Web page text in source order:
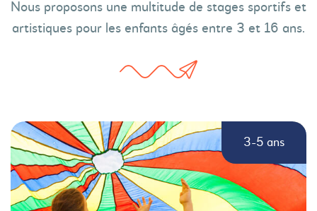
Nous proposons une multitude de stages sportifs et
artistiques pour les enfants âgés entre 3 et 16 ans.
3-5 ans